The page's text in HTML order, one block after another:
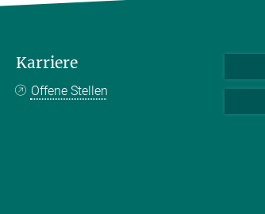
Karriere
Offene Stellen